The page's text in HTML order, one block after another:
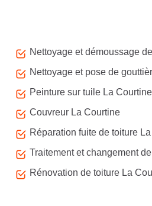
Nettoyage et démoussage
Nettoyage et pose de
Peinture sur tuile La Courtine
Couvreur La Courtine
Réparation fuite de toiture
Traitement et changement
Rénovation de toiture La